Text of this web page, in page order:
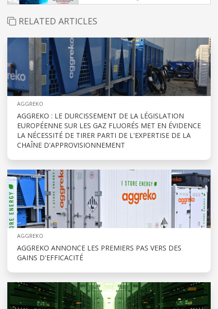
RELATED ARTICLES
AGGREKO
AGGREKO : LE DURCISSEMENT DE LA LÉGISLATION
EUROPÉENNE SUR LES GAZ FLUORÉS MET EN ÉVIDENCE
LA NÉCESSITÉ DE TIRER PARTI DE L'EXPERTISE DE LA
CHAÎNE D'APPROVISIONNEMENT
AGGREKO
AGGREKO ANNONCE LES PREMIERS PAS VERS DES
GAINS D'EFFICACITÉ